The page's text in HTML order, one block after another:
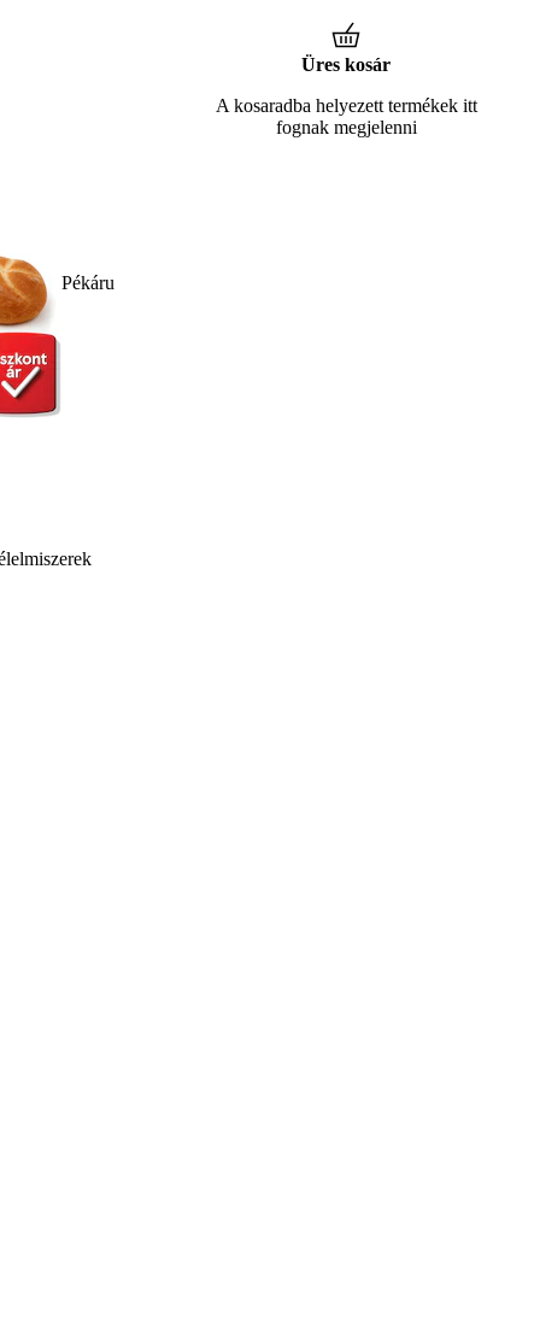
Pékáru
Üres kosár
A kosaradba helyezett termékek itt
fognak megjelenni